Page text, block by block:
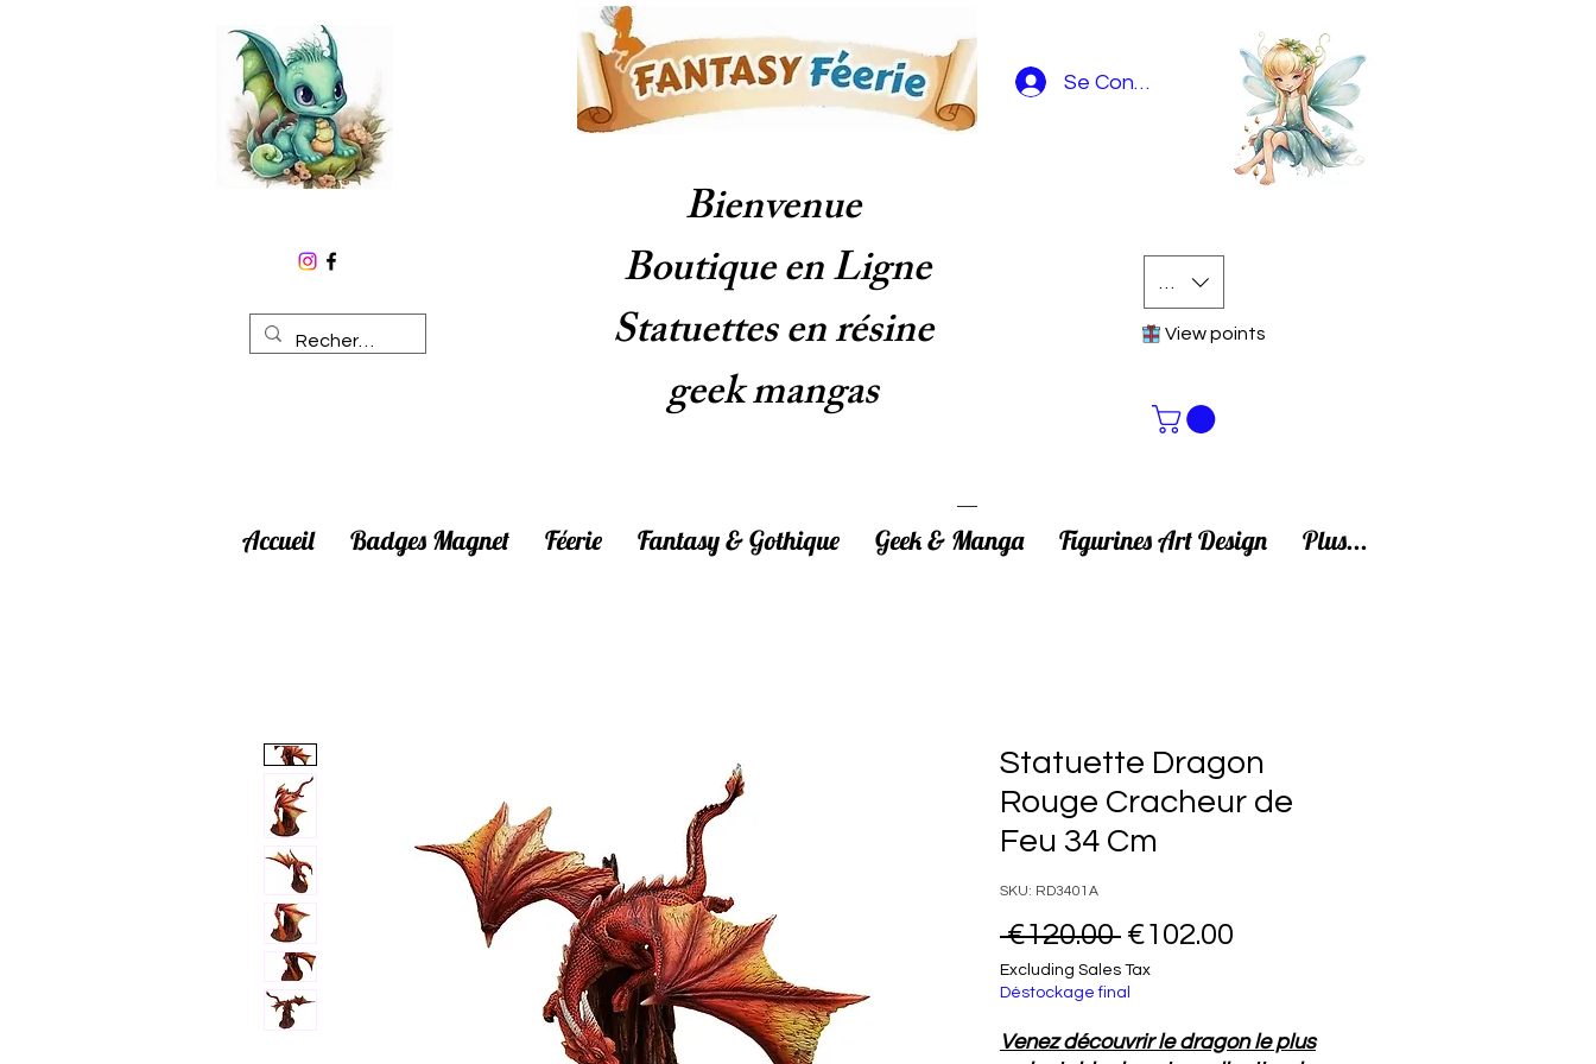
Se Connecter
EUR (€)
View points
Bienvenue
Boutique en Ligne
Statuettes en résine
geek mangas
Accueil Badges Magnet Féerie Fantasy & Gothique Geek & Manga Figurines Art Design Plus...
Statuette Dragon
Rouge Cracheur de
Feu 34 Cm
SKU: RD3401A
€120.00 Regular Price
€102.00
Excluding Sales Tax
Déstockage final
Venez découvrir le dragon le plus